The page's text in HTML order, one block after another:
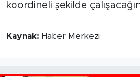
koordineli şekilde
Kaynak: Haber Merkezi